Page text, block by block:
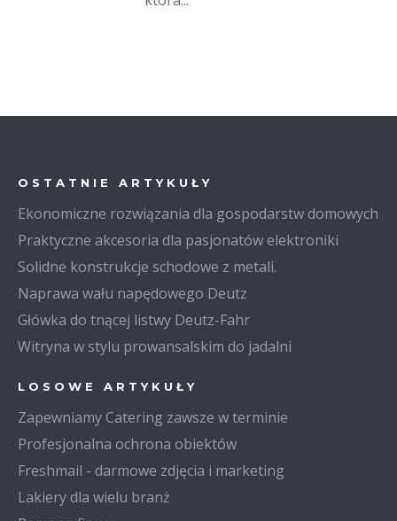
OSTATNIE ARTYKUŁY
Ekonomiczne rozwiązania dla gospodarstw domowych
Praktyczne akcesoria dla pasjonatów elektroniki
Solidne konstrukcje schodowe z metali.
Naprawa wału napędowego Deutz
Główka do tnącej listwy Deutz-Fahr
Witryna w stylu prowansalskim do jadalni
LOSOWE ARTYKUŁY
Zapewniamy Catering zawsze w terminie
Profesjonalna ochrona obiektów
Freshmail - darmowe zdjęcia i marketing
Lakiery dla wielu branż